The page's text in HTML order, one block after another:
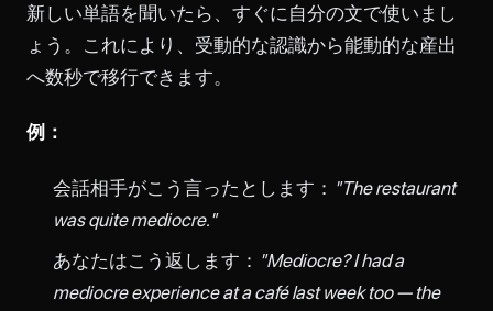
新しい単語を聞いたら、すぐに自分の文で使いまし
ょう。これにより、受動的な認識から能動的な産出
へ数秒で移行できます。
例：
会話相手がこう言ったとします： "The restaurant
was quite mediocre."
あなたはこう返します： "Mediocre? I had a
mediocre experience at a café last week too — the